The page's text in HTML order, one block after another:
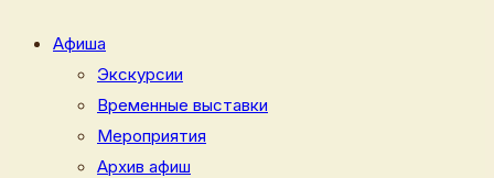
ВЕБ-
Афиша
Экскурсии
Временные выставки
Мероприятия
Архив афиш